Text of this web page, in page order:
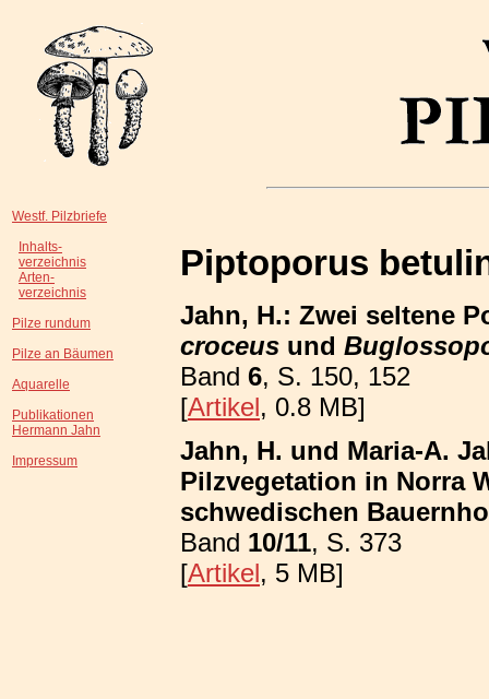
Westf. Pilzbriefe
Inhalts-
verzeichnis
Arten-
verzeichnis
Pilze rundum
Pilze an Bäumen
Aquarelle
Publikationen
Hermann Jahn
Impressum
Piptoporus
Jahn, H.: Zwei seltene
croceus und
Band 6, S. 150, 152
[Artikel, 0.8 MB]
Jahn, H. und Maria-A.
Pilzvegetation in Norra
schwedischen
Band 10/11, S. 373
[Artikel, 5 MB]